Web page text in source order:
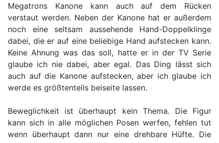
Megatrons Kanone kann auch auf dem Rücken
verstaut werden. Neben der Kanone hat er außerdem
noch eine seltsam aussehende Hand-Doppelklinge
dabei, die er auf eine beliebige Hand aufstecken kann.
Keine Ahnung was das soll, hatte er in der TV Serie
glaube ich nie dabei, aber egal. Das Ding lässt sich
auch auf die Kanone aufstecken, aber ich glaube ich
werde es größtenteils beiseite lassen.
Beweglichkeit ist überhaupt kein Thema. Die Figur
kann sich in alle möglichen Posen werfen, fehlen tut
wenn überhaupt dann nur eine drehbare Hüfte. Die